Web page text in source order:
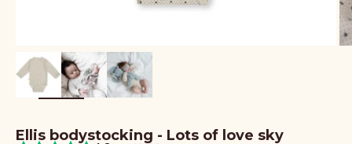
Ellis bodystocking - Lots of love sky